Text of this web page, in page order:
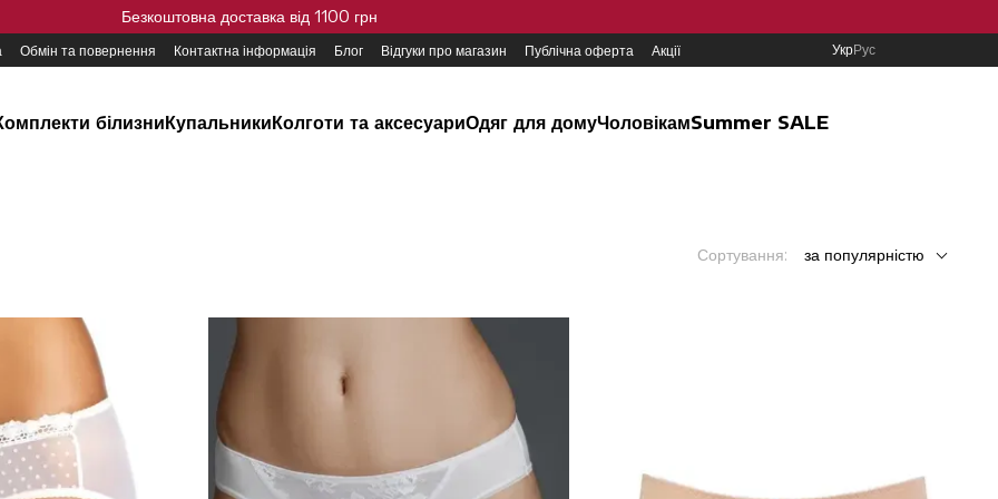
Безкоштовна доставка від 1100 грн
Обмін та повернення Контактна інформація Блог Відгуки про магазин Публічна оферта Акції УкрРус
білизниКупальникиКолготи та аксесуариОдяг для домуЧоловікамSummer SALE
Сортування: за популярністю